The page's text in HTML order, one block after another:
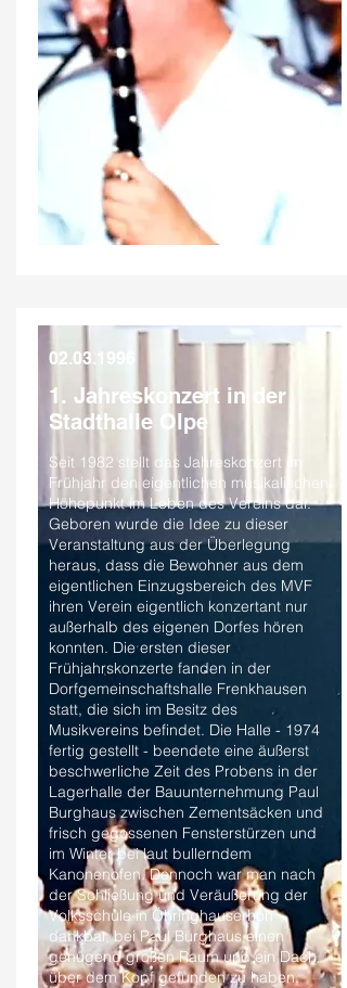
1. Jahreskonzert in der
Stadthalle Olpe
Seit 1982 stellt das Jahreskonzert im
Frühjahr den eigentlichen musikalischen
Höhepunkt im Leben des Vereins dar.
Geboren wurde die Idee zu dieser
Veranstaltung aus der Überlegung
heraus, dass die Bewohner aus dem
eigentlichen Einzugsbereich des MVF
ihren Verein eigentlich konzertant nur
außerhalb des eigenen Dorfes hören
konnten. Die ersten dieser
Frühjahrskonzerte fanden in der
Dorfgemeinschaftshalle Frenkhausen
statt, die sich im Besitz des
Musikvereins befindet. Die Halle - 1974
fertig gestellt - beendete eine äußerst
beschwerliche Zeit des Probens in der
Lagerhalle der Bauunternehmung Paul
Burghaus zwischen Zementsäcken und
frisch gegossenen Fensterstürzen und
im Winter bei laut bullerndem
Kanonenofen. Dennoch war man nach
der Schließung und Veräußerung der
Volksschule in Öhringhauserhöh
dankbar, bei Paul Burghaus einen
genügend großen Raum und ein Dach
über dem Kopf gefunden zu haben.
02.03.1996